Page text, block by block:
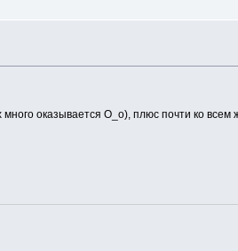
оказывается O_o), плюс почти ко